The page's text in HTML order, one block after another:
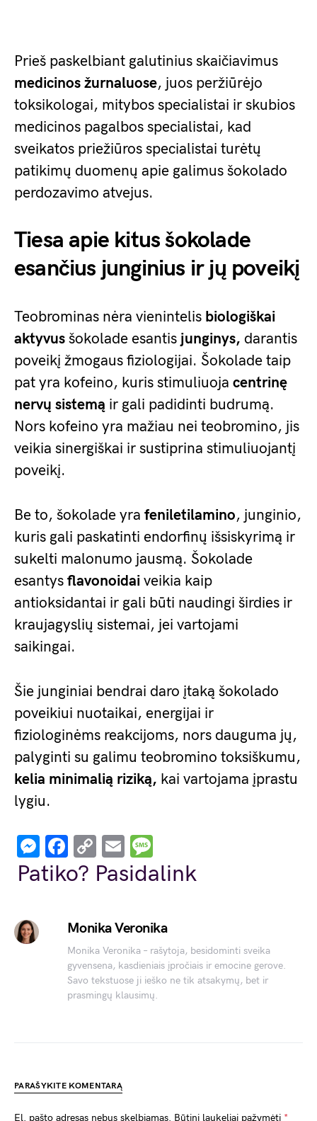
Prieš paskelbiant galutinius skaičiavimus
medicinos žurnaluose, juos peržiūrėjo
toksikologai, mitybos specialistai ir skubios
medicinos pagalbos specialistai, kad
sveikatos priežiūros specialistai turėtų
patikimų duomenų apie galimus šokolado
perdozavimo atvejus.
Tiesa apie kitus šokolade
esančius junginius ir jų poveikį
Teobrominas nėra vienintelis biologiškai
aktyvus šokolade esantis junginys, darantis
poveikį žmogaus fiziologijai. Šokolade taip
pat yra kofeino, kuris stimuliuoja centrinę
nervų sistemą ir gali padidinti budrumą.
Nors kofeino yra mažiau nei teobromino, jis
veikia sinergiškai ir sustiprina stimuliuojantį
poveikį.
Be to, šokolade yra feniletilamino, junginio,
kuris gali paskatinti endorfinų išsiskyrimą ir
sukelti malonumo jausmą. Šokolade
esantys flavonoidai veikia kaip
antioksidantai ir gali būti naudingi širdies ir
kraujagyslių sistemai, jei vartojami
saikingai.
Šie junginiai bendrai daro įtaką šokolado
poveikiui nuotaikai, energijai ir
fiziologinėms reakcijoms, nors dauguma jų,
palyginti su galimu teobromino toksiškumu,
kelia minimalią riziką, kai vartojama įprastu
lygiu.
Messenger
Facebook
Copy
Link
Email
Patiko? Pasidalink
Monika Veronika
Monika Veronika – rašytoja, besidominti sveika
gyvensena, kasdieniais įpročiais ir emocine gerove.
Savo tekstuose ji ieško ne tik atsakymų, bet ir
prasmingų klausimų.
PARAŠYKITE KOMENTARĄ
El. pašto adresas nebus skelbiamas. Būtini laukeliai pažymėti *